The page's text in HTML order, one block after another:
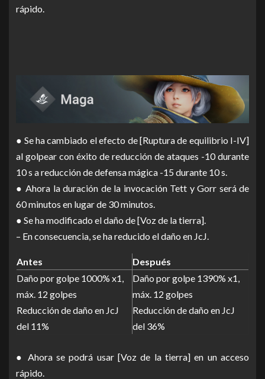
rápido.
● Se ha cambiado el efecto de [Ruptura de equilibrio I-IV]
al golpear con éxito de reducción de ataques -10 durante
10 s a reducción de defensa mágica -15 durante 10 s.
● Ahora la duración de la invocación Tett y Gorr será de
60 minutos en lugar de 30 minutos.
● Se ha modificado el daño de [Voz de la tierra].
– En consecuencia, se ha reducido el daño en JcJ.
Antes
Después
Daño por golpe 1000% x1,
máx. 12 golpes
Reducción de daño en JcJ
del 11%
Daño por golpe 1390% x1,
máx. 12 golpes
Reducción de daño en JcJ
del 36%
● Ahora se podrá usar [Voz de la tierra] en un acceso
rápido.